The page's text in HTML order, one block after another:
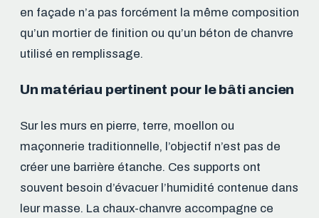
en façade n’a pas forcément la même composition
qu’un mortier de finition ou qu’un béton de chanvre
utilisé en remplissage.
Un matériau pertinent pour le bâti ancien
Sur les murs en pierre, terre, moellon ou
maçonnerie traditionnelle, l’objectif n’est pas de
créer une barrière étanche. Ces supports ont
souvent besoin d’évacuer l’humidité contenue dans
leur masse. La chaux-chanvre accompagne ce